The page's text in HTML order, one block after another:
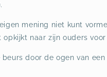
mening niet kunt
opkijkt naar zijn ouders
door de ogen van